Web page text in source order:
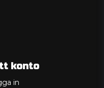
konto
in